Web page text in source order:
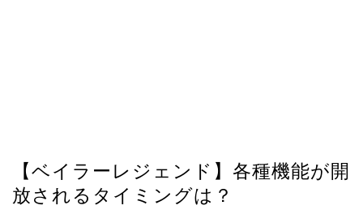
【ベイラーレジェンド】各種機能が開
放されるタイミングは？